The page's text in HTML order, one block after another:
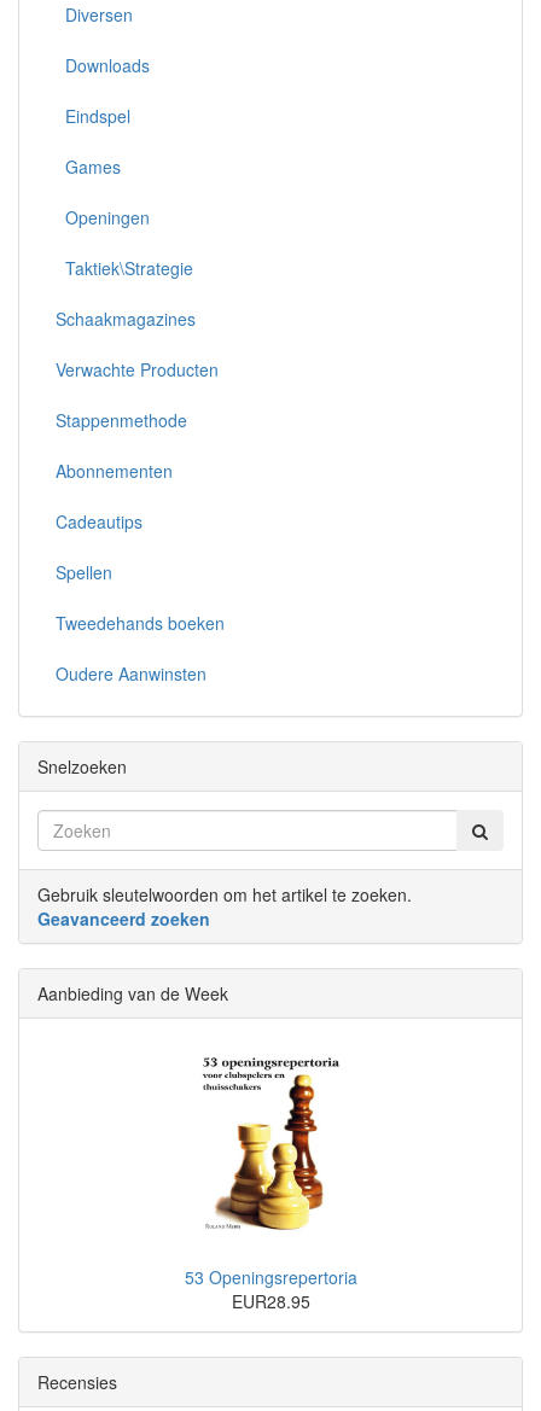
Diversen
Downloads
Eindspel
Games
Openingen
Taktiek\Strategie
Schaakmagazines
Verwachte Producten
Stappenmethode
Abonnementen
Cadeautips
Spellen
Tweedehands boeken
Oudere Aanwinsten
Snelzoeken
Gebruik sleutelwoorden om het artikel te zoeken.
Geavanceerd zoeken
Aanbieding van de Week
53 Openingsrepertoria
EUR28.95
Recensies